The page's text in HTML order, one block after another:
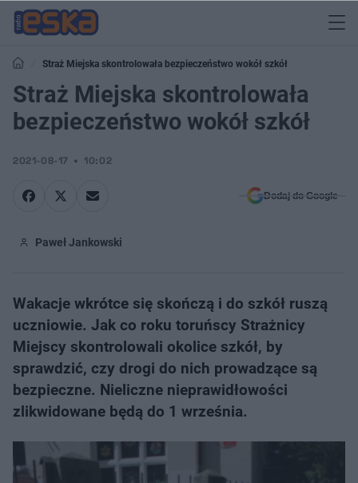
Straż Miejska skontrolowała bezpieczeństwo wokół szkół
Straż Miejska skontrolowała
bezpieczeństwo wokół szkół
2021-08-17 10:02
Dodaj do Google
Paweł Jankowski
Wakacje wkrótce się skończą i do szkół ruszą
uczniowie. Jak co roku toruńscy Strażnicy
Miejscy skontrolowali okolice szkół, by
sprawdzić, czy drogi do nich prowadzące są
bezpieczne. Nieliczne nieprawidłowości
zlikwidowane będą do 1 września.